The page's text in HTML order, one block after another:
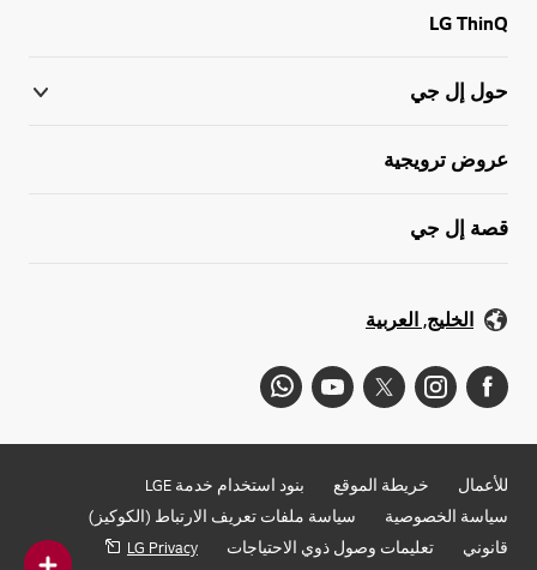
LG ThinQ
حول إل جي
عروض ترويجية
قصة إل جي
الخليج, العربية
للأعمال خريطة الموقع
بنود استخدام خدمة LGE
سياسة الخصوصية
سياسة ملفات تعريف الارتباط (الكوكيز)
قانوني
تعليمات وصول ذوي الاحتياجات LG Privacy